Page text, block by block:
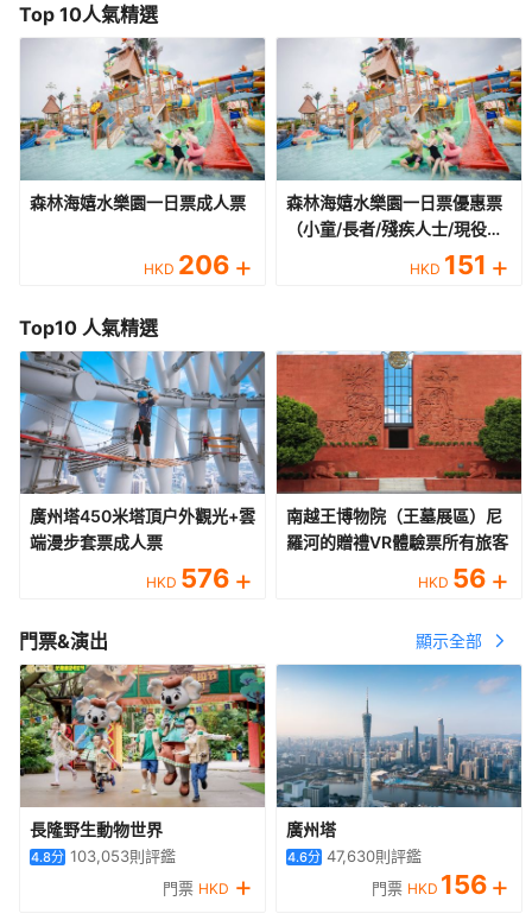
Top 10人氣精選
森林海嬉水樂園一日票成人票
HKD 206 +
森林海嬉水樂園一日票優惠票
（小童/長者/殘疾人士/現役軍
HKD 151 +
Top10 人氣精選
廣州塔450米塔頂户外觀光+雲
端漫步套票成人票
HKD 576 +
南越王博物院（王墓展區）尼
羅河的贈禮VR體驗票所有旅客
HKD 56 +
門票&演出 顯示全部
長隆野生動物世界
4.8分 103,053則評鑑
門票 HKD +
廣州塔
4.6分 47,630則評鑑
門票 HKD 156+